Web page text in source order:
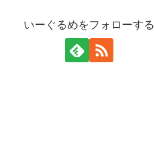
いーぐるめをフォローする